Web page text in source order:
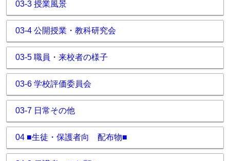
03-3 授業風景
03-4 公開授業・教科研究会
03-5 職員・来校者の様子
03-6 学校評価委員会
03-7 日常その他
04 ■生徒・保護者向 配布物■